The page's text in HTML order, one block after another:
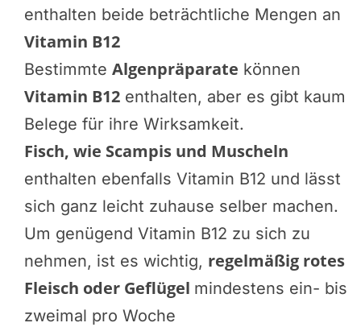
enthalten beide beträchtliche Mengen an
Vitamin B12
Bestimmte Algenpräparate können
Vitamin B12 enthalten, aber es gibt kaum
Belege für ihre Wirksamkeit.
Fisch, wie Scampis und Muscheln
enthalten ebenfalls Vitamin B12 und lässt
sich ganz leicht zuhause selber machen.
Um genügend Vitamin B12 zu sich zu
nehmen, ist es wichtig, regelmäßig rotes
Fleisch oder Geflügel mindestens ein- bis
zweimal pro Woche